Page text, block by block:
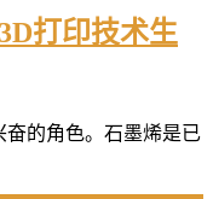
打印技术生
奋的角色。石墨烯是已